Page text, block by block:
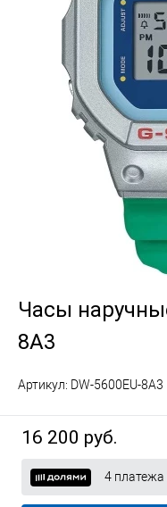
Часы
8A3
Артикул: DW-5600EU-8A3
16 200 руб.
4 платежа